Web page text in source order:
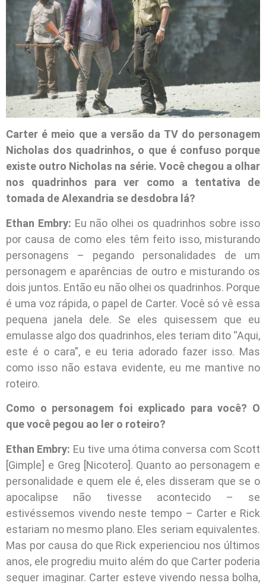
Carter é meio que a versão da TV do personagem
Nicholas dos quadrinhos, o que é confuso porque
existe outro Nicholas na série. Você chegou a olhar
nos quadrinhos para ver como a tentativa de
tomada de Alexandria se desdobra lá?
Ethan Embry: Eu não olhei os quadrinhos sobre isso
por causa de como eles têm feito isso, misturando
personagens – pegando personalidades de um
personagem e aparências de outro e misturando os
dois juntos. Então eu não olhei os quadrinhos. Porque
é uma voz rápida, o papel de Carter. Você só vê essa
pequena janela dele. Se eles quisessem que eu
emulasse algo dos quadrinhos, eles teriam dito “Aqui,
este é o cara”, e eu teria adorado fazer isso. Mas
como isso não estava evidente, eu me mantive no
roteiro.
Como o personagem foi explicado para você? O
que você pegou ao ler o roteiro?
Ethan Embry: Eu tive uma ótima conversa com Scott
[Gimple] e Greg [Nicotero]. Quanto ao personagem e
personalidade e quem ele é, eles disseram que se o
apocalipse não tivesse acontecido – se
estivéssemos vivendo neste tempo – Carter e Rick
estariam no mesmo plano. Eles seriam equivalentes.
Mas por causa do que Rick experienciou nos últimos
anos, ele progrediu muito além do que Carter poderia
sequer imaginar. Carter esteve vivendo nessa bolha,